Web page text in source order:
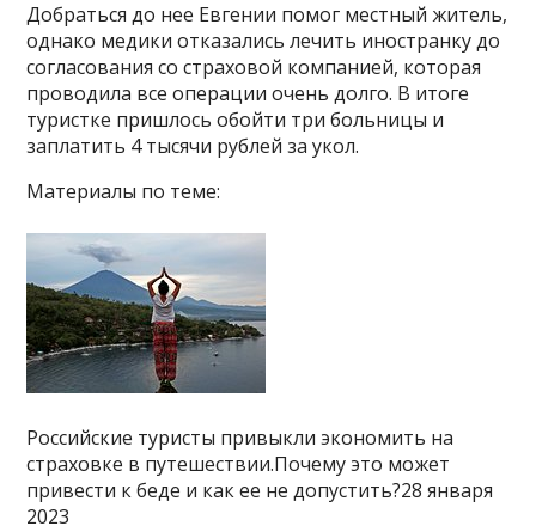
Добраться до нее Евгении помог местный житель,
однако медики отказались лечить иностранку до
согласования со страховой компанией, которая
проводила все операции очень долго. В итоге
туристке пришлось обойти три больницы и
заплатить 4 тысячи рублей за укол.
Материалы по теме:
Российские туристы привыкли экономить на
страховке в путешествии.Почему это может
привести к беде и как ее не допустить?28 января
2023